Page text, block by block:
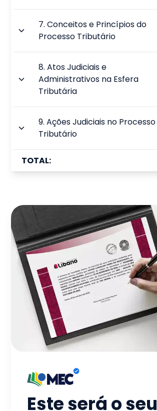
7.Conceitos e Princípios do
Processo Tributário
8.Atos Judiciais e
Administrativos na Esfera
Tributária
9.Ações Judiciais no Processo
Tributário
TOTAL:
Este será o seu